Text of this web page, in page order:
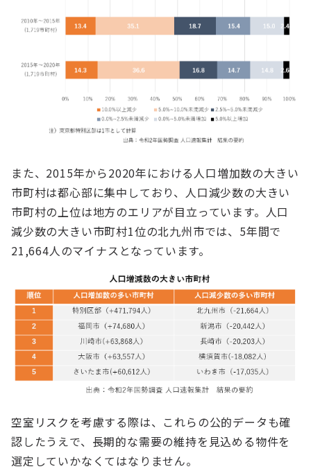
また、2015年から2020年における人口増加数の大きい
市町村は都心部に集中しており、人口減少数の大きい
市町村の上位は地方のエリアが目立っています。人口
減少数の大きい市町村1位の北九州市では、5年間で
21,664人のマイナスとなっています。
空室リスクを考慮する際は、これらの公的データも確
認したうえで、長期的な需要の維持を見込める物件を
選定していかなくてはなりません。